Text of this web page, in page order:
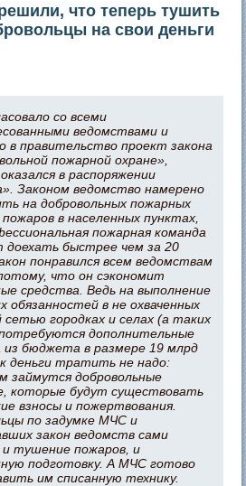
что теперь тушить
на свои деньги
со всеми
ведомствами и
в правительство проект закона
пожарной охране»,
в распоряжении
Законом ведомство намерено
на добровольных пожарных
в населенных пунктах,
пожарная команда
доехать быстрее чем за 20
понравился всем ведомствам
что он сэкономит
средства. Ведь на выполнение
обязанностей в не охваченных
сетью городках и селах (а таких
дополнительные
из бюджета в размере 19 млрд
деньги тратить не надо:
займутся добровольные
которые будут существовать
взносы и пожертвования.
по задумке МЧС и
закон ведомств сами
тушение пожаров, и
подготовку. А МЧС готово
им списанную технику.